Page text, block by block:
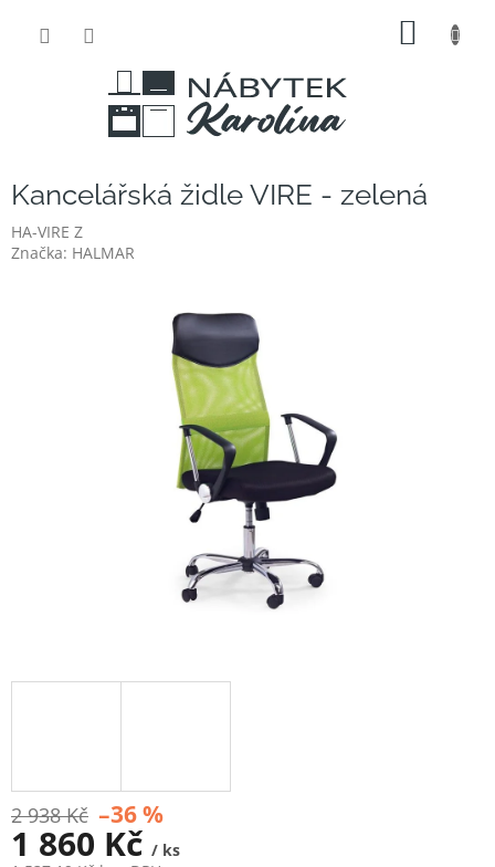
Kancelářská židle VIRE - zelená
HA-VIRE Z
Značka: HALMAR
2 938 Kč –36 %
1 860 Kč / ks